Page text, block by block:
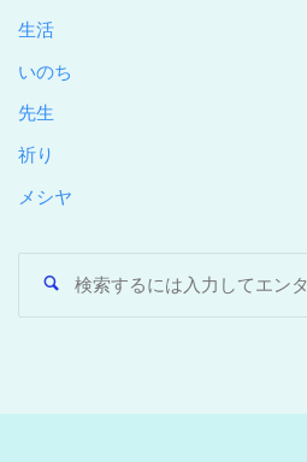
生活
いのち
先生
祈り
メシヤ